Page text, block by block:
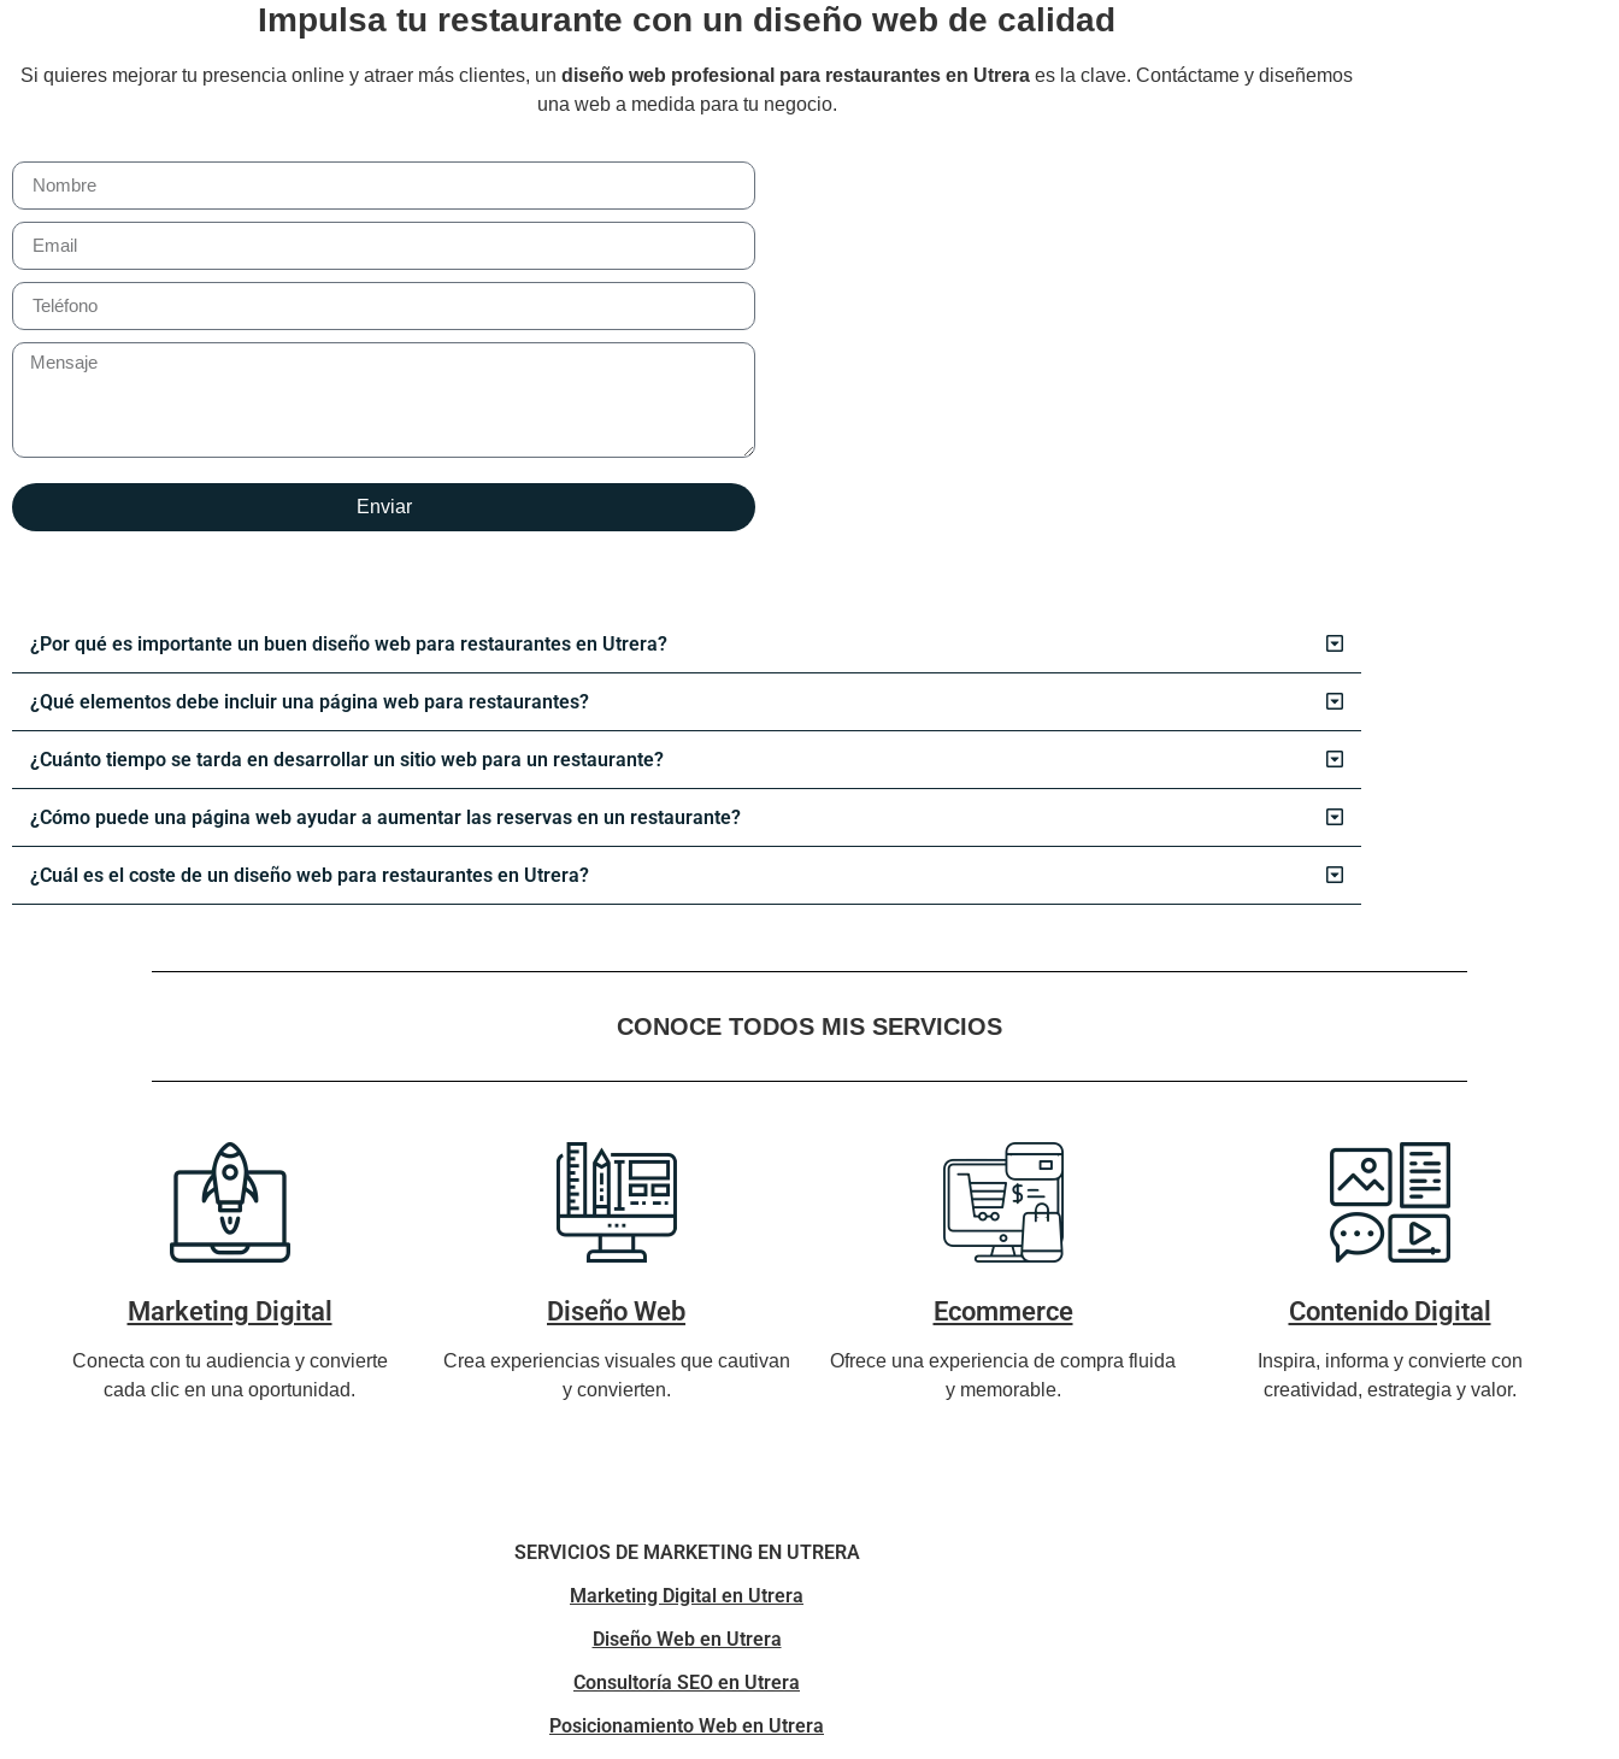
Impulsa tu restaurante con un diseño web de calidad
Si quieres mejorar tu presencia online y atraer más clientes, un diseño web profesional para restaurantes en Utrera es la clave. Contáctame y diseñemos
una web a medida para tu negocio.
Enviar
¿Por qué es importante un buen diseño web para restaurantes en Utrera?
¿Qué elementos debe incluir una página web para restaurantes?
¿Cuánto tiempo se tarda en desarrollar un sitio web para un restaurante?
¿Cómo puede una página web ayudar a aumentar las reservas en un restaurante?
¿Cuál es el coste de un diseño web para restaurantes en Utrera?
CONOCE TODOS MIS SERVICIOS
Marketing Digital
Conecta con tu audiencia y convierte
cada clic en una oportunidad.
Diseño Web
Crea experiencias visuales que cautivan
y convierten.
Ecommerce
Ofrece una experiencia de compra fluida
y memorable.
Contenido Digital
Inspira, informa y convierte con
creatividad, estrategia y valor.
SERVICIOS DE MARKETING EN UTRERA
Marketing Digital en Utrera
Diseño Web en Utrera
Consultoría SEO en Utrera
Posicionamiento Web en Utrera